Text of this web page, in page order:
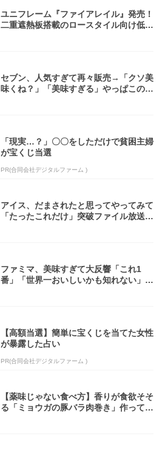
ユニフレーム『ファイアレイル』発売！
二重遮熱板搭載のロースタイル向け低型
セブン、人気すぎて再々販売→「クソ美
味くね？」「美味すぎる」やっぱこのク
「現実…？」〇〇をしただけで貧困主婦
が宝くじ当選
PR(合同会社デジタルファーム )
アイス、だまされたと思ってやってみて
「たったこれだけ」突破ファイル放送で
ファミマ、美味すぎて大反響「これ1
番」「世界一おいしいかも知れない」
【高額当選】簡単に宝くじを当てた女性
が暴露した占い
PR(合同会社デジタルファーム )
【薬味じゃない食べ方】香りが食欲そそ
る「ミョウガの豚バラ肉巻き」作ってみ